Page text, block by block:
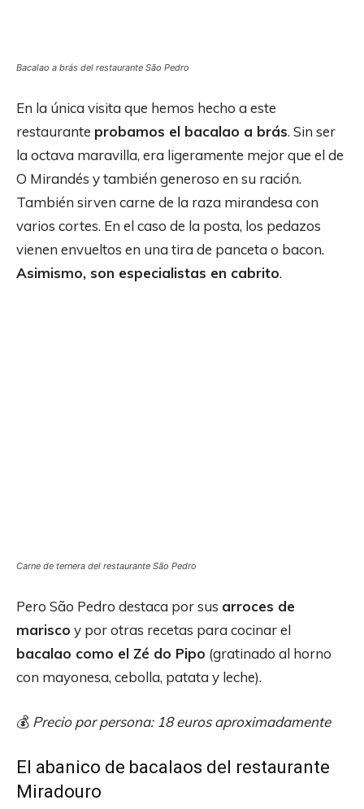
Bacalao a brás del restaurante São Pedro
En la única visita que hemos hecho a este
restaurante probamos el bacalao a brás. Sin ser
la octava maravilla, era ligeramente mejor que el de
O Mirandés y también generoso en su ración.
También sirven carne de la raza mirandesa con
varios cortes. En el caso de la posta, los pedazos
vienen envueltos en una tira de panceta o bacon.
Asimismo, son especialistas en cabrito.
Carne de ternera del restaurante São Pedro
Pero São Pedro destaca por sus arroces de
marisco y por otras recetas para cocinar el
bacalao como el Zé do Pipo (gratinado al horno
con mayonesa, cebolla, patata y leche).
💰 Precio por persona: 18 euros aproximadamente
El abanico de bacalaos del restaurante
Miradouro